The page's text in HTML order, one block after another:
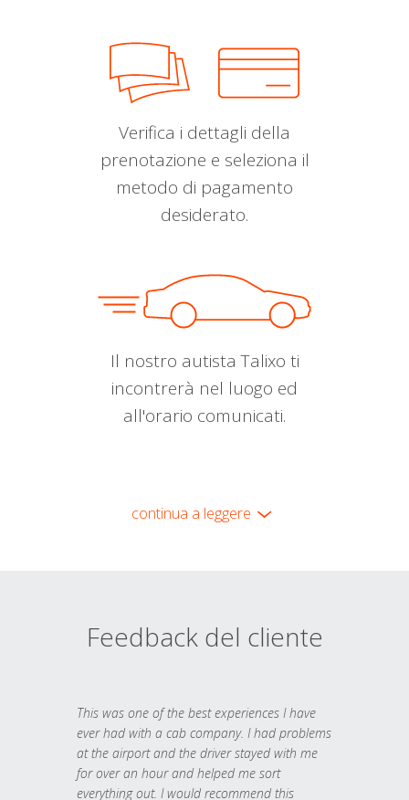
Verifica i dettagli della
prenotazione e seleziona il
metodo di pagamento
desiderato.
Il nostro autista Talixo ti
incontrerà nel luogo ed
all'orario comunicati.
continua a leggere
Feedback del cliente
This was one of the best experiences I have
ever had with a cab company. I had problems
at the airport and the driver stayed with me
for over an hour and helped me sort
everything out. I would recommend this